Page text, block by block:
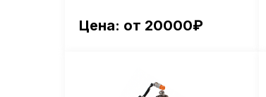
Цена: от 20000₽